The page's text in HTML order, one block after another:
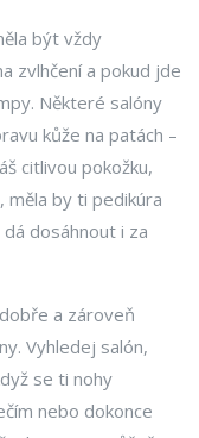
být vždy
zvlhčení a pokud jde
Některé salóny
kůže na patách –
citlivou pokožku,
měla by ti pedikúra
dosáhnout i za
a zároveň
Vyhledej salón,
se ti nohy
nebo dokonce